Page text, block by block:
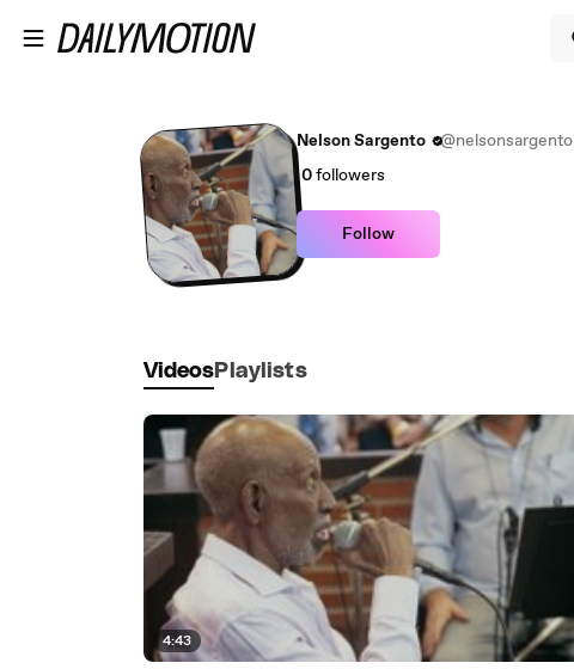
Nelson Sargento
@nelsonsargento
0followers
Follow
Videos Playlists
4:43